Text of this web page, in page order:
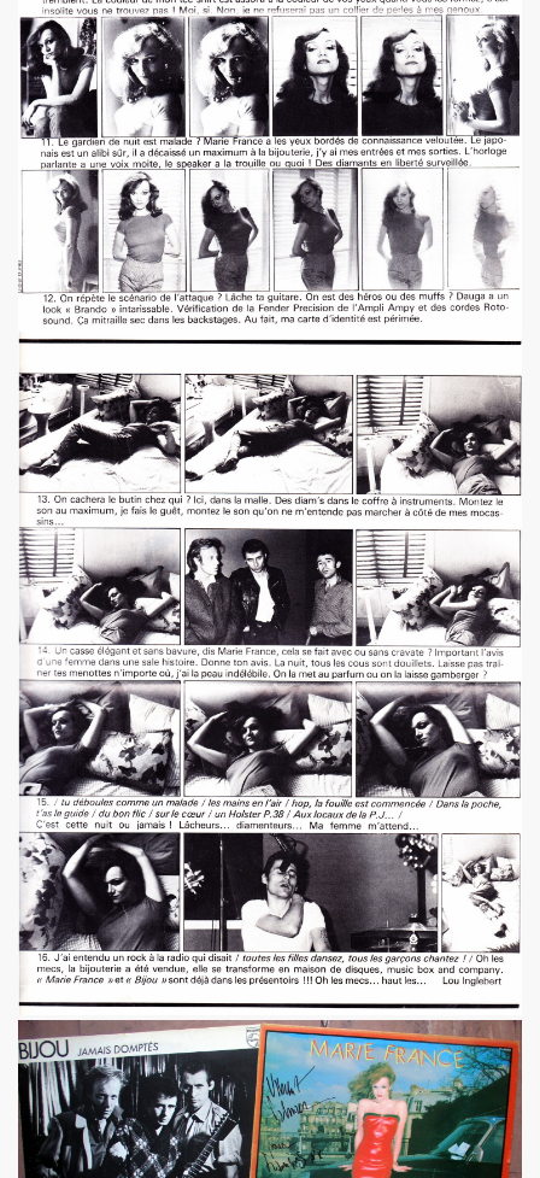
par la journaliste ALIAS dans "Presto".
BIJOU (Vincent Palmer, Philippe Dauga, Dynamite Yan,
du "Aseptise Tour") + IZAE, le 6 juin 2024 au Casino
le 9 mars 2024 a la Boule noire (Paris) : compte
expo "Douce France, des musiques de l'exil aux
mort)" le 17 mars 2024 au New Morning +
Petit Paris (Liege) : dossier de presentation.
(hiver 2024) pour l album "LA NUIT QUI VIENT
(2023) : chronique detaillee de ses dix albums studio et
AMORES : chronique detaillee.
ET PAUL SIMONON), concert et album "CAN WE DO
EP quatre titres (2023) : chronique detaillee.
THOURY en power rock n roll trio, premiers concerts
trio improvise le 6 janvier 2024 a Rock Paradise) :
"AJASPHERE" le 7 septembre 2023 a la Chapelle
dedicaces pour son livre "On connaît ma chanson" le
(de LA SOURIS DEGLINGUEE) le 15 decembre 2023 au
(concert "A plein cœur") jouent JOHNNY
dans "TRIBU MOVE" numero 275 (novembre 2023).
le 26 aout 2023 a Luzarches (95) et le 16
2023 par la troupe SAYNETE ET SANS BAVURE au